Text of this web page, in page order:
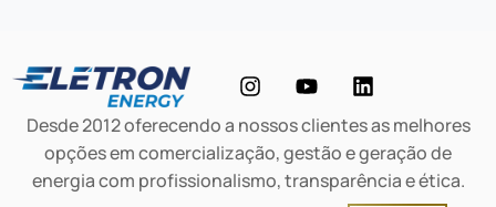
Desde 2012 oferecendo a nossos clientes as melhores
opções em comercialização, gestão e geração de
energia com profissionalismo, transparência e ética.